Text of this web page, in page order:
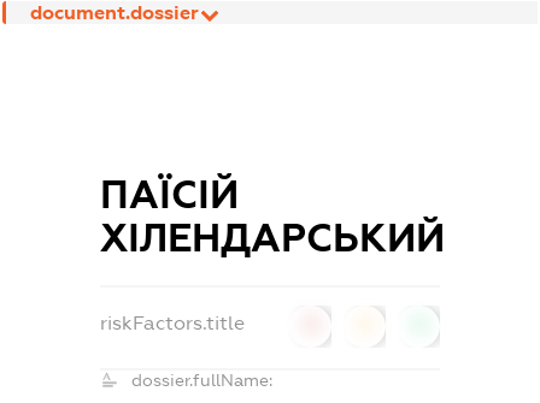
document.dossier
ПАЇСІЙ
ХІЛЕНДАРСЬКИЙ
riskFactors.title
dossier.fullName: